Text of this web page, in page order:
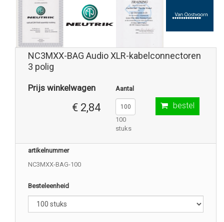
NC3MXX-BAG Audio XLR-kabelconnectoren
3 polig
Prijs winkelwagen
€ 2,84
Aantal
100
stuks
bestel
artikelnummer
NC3MXX-BAG-100
Besteleenheid